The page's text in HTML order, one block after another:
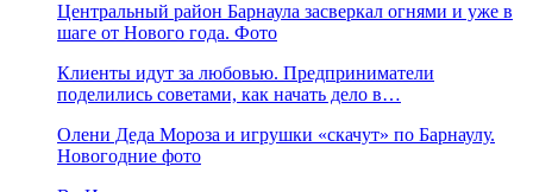
Центральный район Барнаула засверкал огнями и уже в
шаге от Нового года. Фото
Клиенты идут за любовью. Предприниматели
поделились советами, как начать дело в…
Олени Деда Мороза и игрушки «скачут» по Барнаулу.
Новогодние фото